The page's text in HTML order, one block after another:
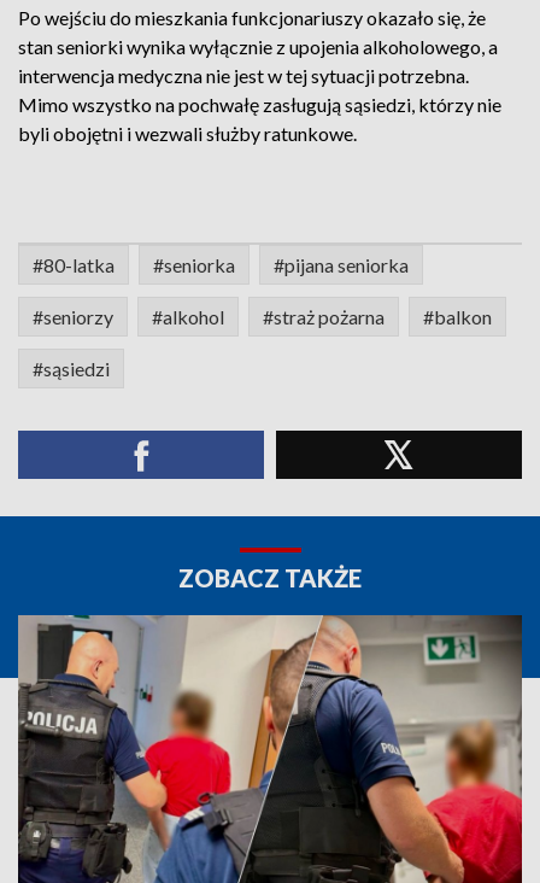
Po wejściu do mieszkania funkcjonariuszy okazało się, że
stan seniorki wynika wyłącznie z upojenia alkoholowego, a
interwencja medyczna nie jest w tej sytuacji potrzebna.
Mimo wszystko na pochwałę zasługują sąsiedzi, którzy nie
byli obojętni i wezwali służby ratunkowe.
#80-latka #seniorka #pijana seniorka
#seniorzy #alkohol #straż pożarna #balkon
#sąsiedzi
ZOBACZ TAKŻE